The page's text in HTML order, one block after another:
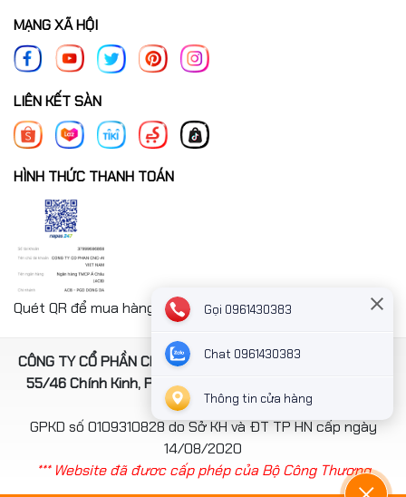
MẠNG XÃ HỘI
LIÊN KẾT SÀN
HÌNH THỨC THANH TOÁN
Quét QR để mua hàng nhanh chóng thanh toán công ty
CÔNG TY CỔ PHẦN CNC-AI VIỆT NAM. Địa chỉ: Số 4, ngách
55/46 Chính Kinh, Phường Thanh Xuân, TP Hà Nội, Việt
Nam
GPKD số 0109310828 do Sở KH và ĐT TP HN cấp ngày
14/08/2020
*** Website đã đươc cấp phép của Bộ Công Thương
Gọi 0961430383
Chat 0961430383
Thông tin cửa hàng